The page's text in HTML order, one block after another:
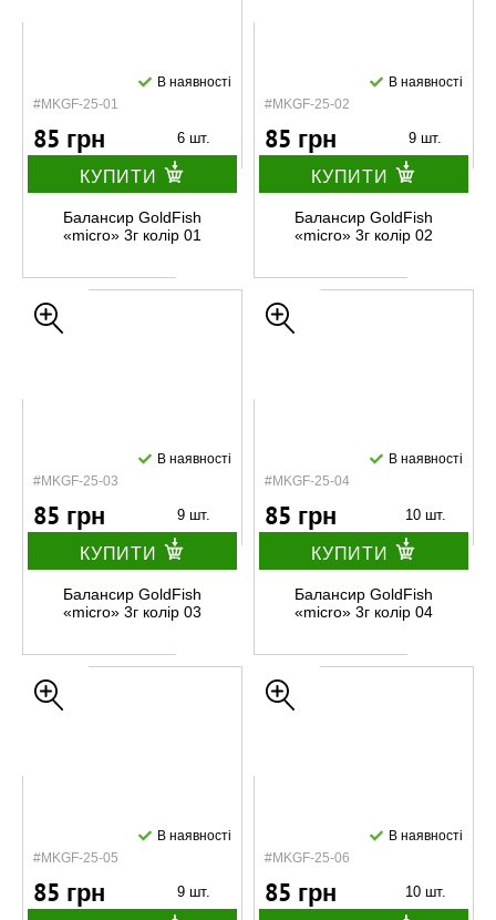
#MKGF-25-01
В наявності
85 грн 6 шт.
КУПИТИ
Балансир GoldFish
«micro» 3г колір 01
#MKGF-25-02
В наявності
85 грн 9 шт.
КУПИТИ
Балансир GoldFish
«micro» 3г колір 02
#MKGF-25-03
В наявності
85 грн 9 шт.
КУПИТИ
Балансир GoldFish
«micro» 3г колір 03
#MKGF-25-04
В наявності
85 грн 10 шт.
КУПИТИ
Балансир GoldFish
«micro» 3г колір 04
#MKGF-25-05
В наявності
85 грн 9 шт.
#MKGF-25-06
В наявності
85 грн 10 шт.